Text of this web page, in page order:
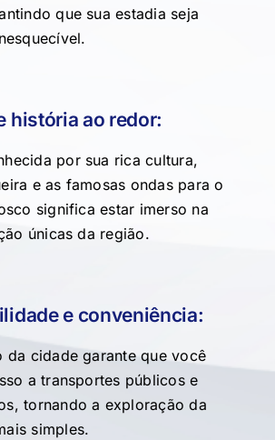
que sua estadia seja
história ao redor:
por sua rica cultura,
e as famosas ondas para o
significa estar imerso na
únicas da região.
e conveniência:
da cidade garante que você
a transportes públicos e
tornando a exploração da
simples.